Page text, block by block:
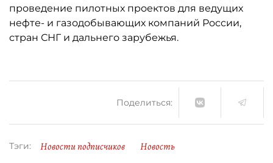
проведение пилотных проектов для ведущих
нефте- и газодобывающих компаний России,
стран СНГ и дальнего зарубежья.
Поделиться:
Тэги: Новости подписчиков Новость